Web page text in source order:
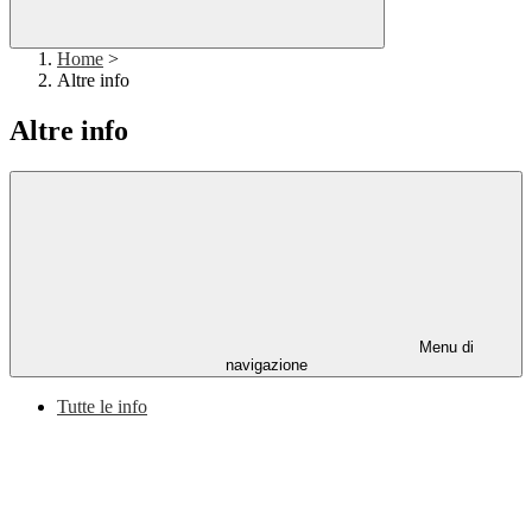
Home >
Altre info
Altre info
Menu di
navigazione
Tutte le info